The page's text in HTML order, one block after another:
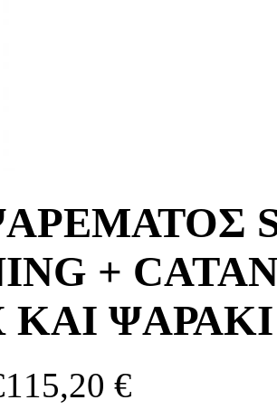
+
ΚΑΙ
115,20 €